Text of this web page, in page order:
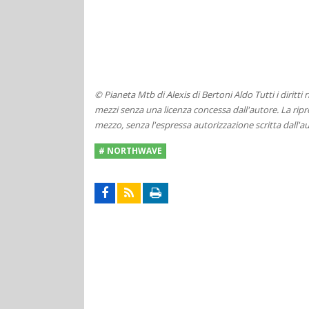
© Pianeta Mtb di Alexis di Bertoni Aldo Tutti i diritti
mezzi senza una licenza concessa dall'autore. La
mezzo, senza l'espressa autorizzazione scritta
# NORTHWAVE